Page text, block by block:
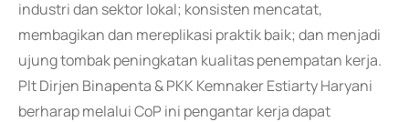
industri dan sektor lokal; konsisten mencatat,
membagikan dan mereplikasi praktik baik; dan menjadi
ujung tombak peningkatan kualitas penempatan kerja.
Plt Dirjen Binapenta & PKK Kemnaker Estiarty Haryani
berharap melalui CoP ini pengantar kerja dapat